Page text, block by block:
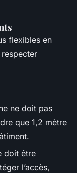
flexibles en
ne doit pas
que 1,2 mètre
doit être
l’accès,